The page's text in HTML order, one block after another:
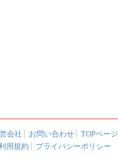
会社 お問い合わせ
TOPページ
用規約
プライバシーポリシー